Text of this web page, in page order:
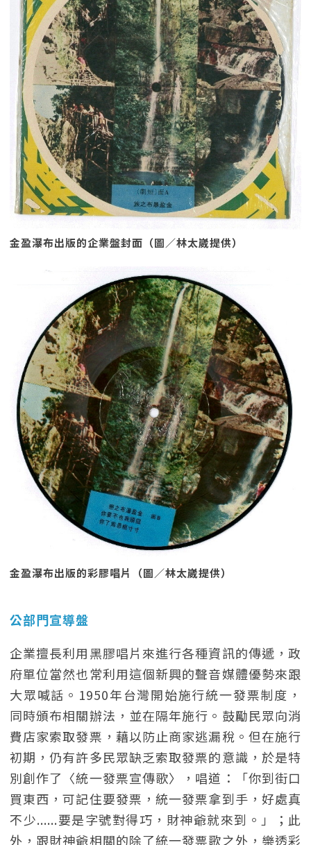
金盈瀑布出版的企業盤封面（圖／林太崴提供）
金盈瀑布出版的彩膠唱片（圖／林太崴提供）
公部門宣導盤
企業擅長利用黑膠唱片來進行各種資訊的傳遞，政
府單位當然也常利用這個新興的聲音媒體優勢來跟
大眾喊話。1950年台灣開始施行統一發票制度，
同時頒布相關辦法，並在隔年施行。鼓勵民眾向消
費店家索取發票，藉以防止商家逃漏稅。但在施行
初期，仍有許多民眾缺乏索取發票的意識，於是特
別創作了〈統一發票宣傳歌〉，唱道：「你到街口
買東西，可記住要發票，統一發票拿到手，好處真
不少......要是字號對得巧，財神爺就來到。」；此
外，跟財神爺相關的除了統一發票歌之外，樂透彩